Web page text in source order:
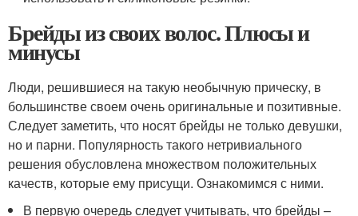
Брейды из своих волос. Плюсы и
минусы
Люди, решившиеся на такую необычную прическу, в
большинстве своем очень оригинальные и позитивные.
Следует заметить, что носят брейды не только девушки,
но и парни. Популярность такого нетривиального
решения обусловлена множеством положительных
качеств, которые ему присущи. Ознакомимся с ними.
В первую очередь следует учитывать, что брейды –